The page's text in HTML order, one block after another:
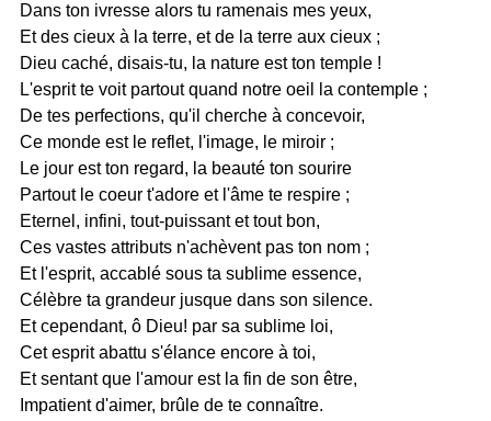
Dans ton ivresse alors tu ramenais mes yeux,
Et des cieux à la terre, et de la terre aux cieux ;
Dieu caché, disais-tu, la nature est ton temple !
L'esprit te voit partout quand notre oeil la contemple ;
De tes perfections, qu'il cherche à concevoir,
Ce monde est le reflet, l'image, le miroir ;
Le jour est ton regard, la beauté ton sourire
Partout le coeur t'adore et l'âme te respire ;
Eternel, infini, tout-puissant et tout bon,
Ces vastes attributs n'achèvent pas ton nom ;
Et l'esprit, accablé sous ta sublime essence,
Célèbre ta grandeur jusque dans son silence.
Et cependant, ô Dieu! par sa sublime loi,
Cet esprit abattu s'élance encore à toi,
Et sentant que l'amour est la fin de son être,
Impatient d'aimer, brûle de te connaître.